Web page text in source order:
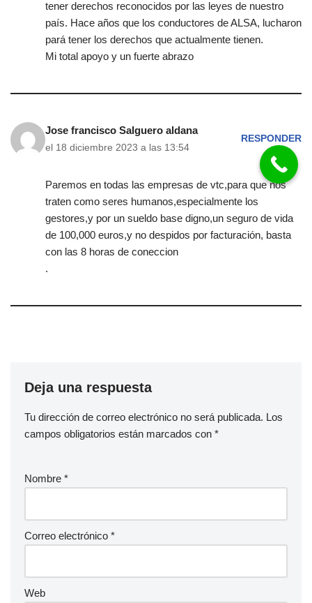
tener derechos reconocidos por las leyes de nuestro
país. Hace años que los conductores de ALSA, lucharon
pará tener los derechos que actualmente tienen.
Mi total apoyo y un fuerte abrazo
Jose francisco Salguero aldana
el 18 diciembre 2023 a las 13:54
RESPONDER
Paremos en todas las empresas de vtc,para que nos
traten como seres humanos,especialmente los
gestores,y por un sueldo base digno,un seguro de vida
de 100,000 euros,y no despidos por facturación, basta
con las 8 horas de coneccion
.
Deja una respuesta
Tu dirección de correo electrónico no será publicada. Los
campos obligatorios están marcados con *
Nombre *
Correo electrónico *
Web